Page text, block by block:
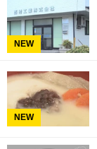
NEW
NEW